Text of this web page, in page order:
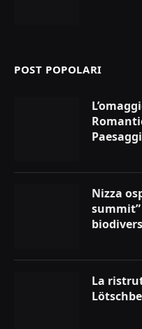
POST POPOLARI
Nizza
La